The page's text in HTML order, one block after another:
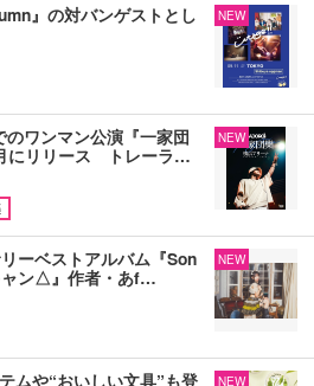
』の対バンゲストとし
NEW
ワンマン公演『一家団
にリリース トレーラ…
NEW
ーベストアルバム『Son
ャン△』作者・あf…
NEW
ムや“おいしい文具”も登
NEW